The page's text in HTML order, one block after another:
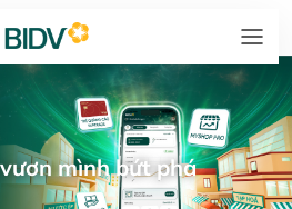
mình bứt phá